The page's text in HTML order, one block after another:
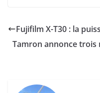
Fujifilm X-T30 : la
Tamron annonce trois